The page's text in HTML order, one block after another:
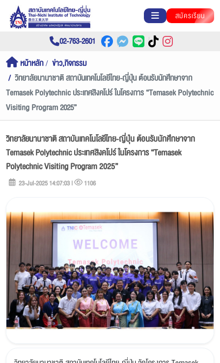
สมัครเรียน
02-763-2601
หน้าหลัก
ข่าว,กิจกรรม
วิทยาลัยนานาชาติ สถาบันเทคโนโลยีไทย-ญี่ปุ่น ต้อนรับนักศึกษาจาก
Temasek Polytechnic ประเทศสิงคโปร์ ในโครงการ “Temasek Polytechnic
Visiting Program 2025”
วิทยาลัยนานาชาติ สถาบันเทคโนโลยีไทย-ญี่ปุ่น ต้อนรับนักศึกษาจาก
Temasek Polytechnic ประเทศสิงคโปร์ ในโครงการ “Temasek
Polytechnic Visiting Program 2025”
23-Jul-2025 14:07:03 | 1106